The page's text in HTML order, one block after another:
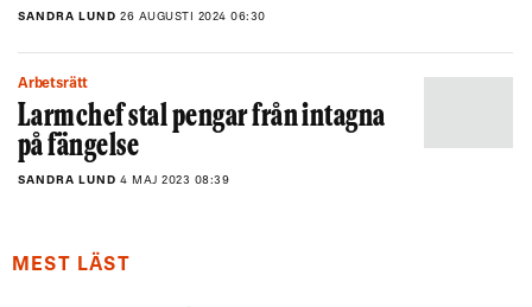
SANDRA LUND 26 AUGUSTI 2024 06:30
Arbetsrätt
Larmchef stal pengar från intagna
på fängelse
SANDRA LUND 4 MAJ 2023 08:39
MEST LÄST